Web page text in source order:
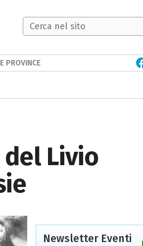
del Livio
Newsletter Eventi
PROVINCE